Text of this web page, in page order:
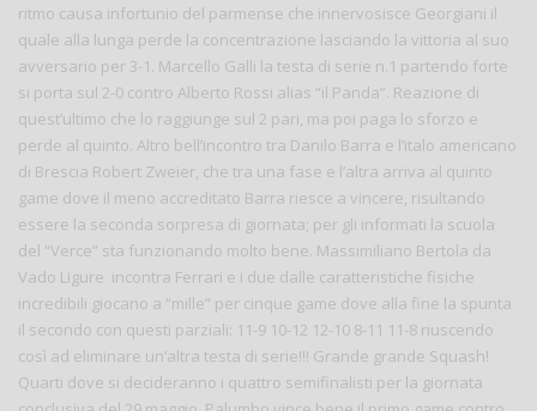
ritmo causa infortunio del parmense che innervosisce Georgiani il
quale alla lunga perde la concentrazione lasciando la vittoria al suo
avversario per 3-1. Marcello Galli la testa di serie n.1 partendo forte
si porta sul 2-0 contro Alberto Rossi alias “il Panda”. Reazione di
quest’ultimo che lo raggiunge sul 2 pari, ma poi paga lo sforzo e
perde al quinto. Altro bell’incontro tra Danilo Barra e l’italo americano
di Brescia Robert Zweier, che tra una fase e l’altra arriva al quinto
game dove il meno accreditato Barra riesce a vincere, risultando
essere la seconda sorpresa di giornata; per gli informati la scuola
del “Verce” sta funzionando molto bene. Massimiliano Bertola da
Vado Ligure incontra Ferrari e i due dalle caratteristiche fisiche
incredibili giocano a “mille” per cinque game dove alla fine la spunta
il secondo con questi parziali: 11-9 10-12 12-10 8-11 11-8 riuscendo
così ad eliminare un’altra testa di serie!!! Grande grande Squash!
Quarti dove si decideranno i quattro semifinalisti per la giornata